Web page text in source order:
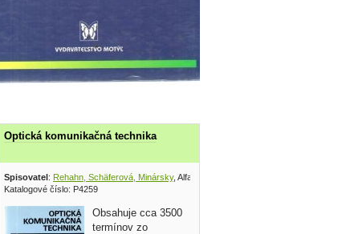
Optická komunikačná technika
Spisovatel: Rehahn, Schäferová, Minársky, Alfa 1989
Katalogové číslo: P4259
Obsahuje cca 3500
termínov zo